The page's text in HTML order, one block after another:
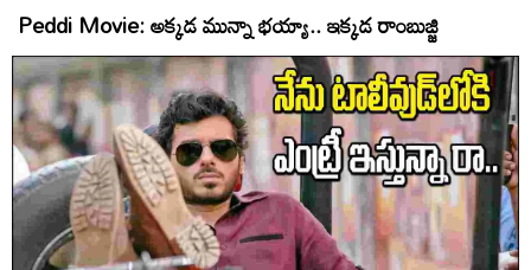
Peddi Movie: అక్కడ మున్నా భయ్యా.. ఇక్కడ రాంబుజ్జి